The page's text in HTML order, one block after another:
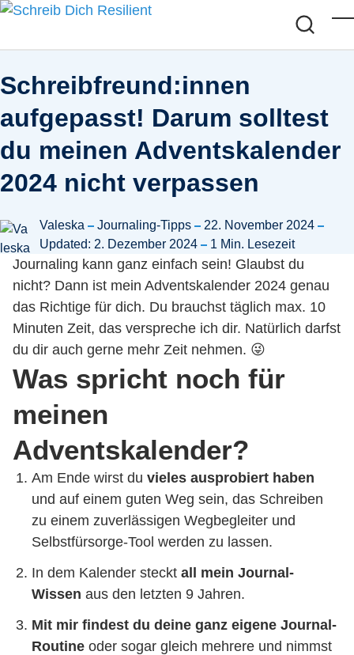
Skip to main content
Schreibfreund:innen
aufgepasst! Darum solltest
du meinen Adventskalender
2024 nicht verpassen
Posted by
Valeska in
Journaling-Tipps
22. November 2024
Updated: 2. Dezember 2024
1 Min. Lesezeit
Journaling kann ganz einfach sein! Glaubst du
nicht? Dann ist mein Adventskalender 2024 genau
das Richtige für dich. Du brauchst täglich max. 10
Minuten Zeit, das verspreche ich dir. Natürlich darfst
du dir auch gerne mehr Zeit nehmen. 😜
Was spricht noch für
meinen
Adventskalender?
Am Ende wirst du vieles ausprobiert haben
und auf einem guten Weg sein, das Schreiben
zu einem zuverlässigen Wegbegleiter und
Selbstfürsorge-Tool werden zu lassen.
In dem Kalender steckt all mein Journal-
Wissen aus den letzten 9 Jahren.
Mit mir findest du deine ganz eigene Journal-
Routine oder sogar gleich mehrere und nimmst